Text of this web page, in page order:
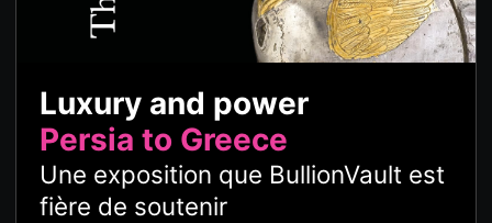
Luxury and power
Persia to Greece
Une exposition que BullionVault est
fière de soutenir